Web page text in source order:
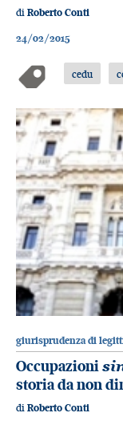
di Roberto Conti
24/02/2015
cedu
giurisprudenza di
Occupazioni
storia da non
di Roberto Conti